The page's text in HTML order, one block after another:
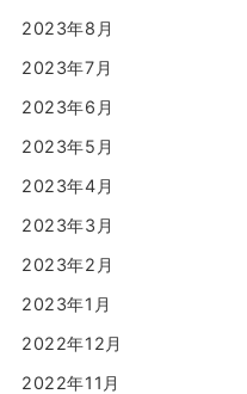
2023年8月
2023年7月
2023年6月
2023年5月
2023年4月
2023年3月
2023年2月
2023年1月
2022年12月
2022年11月